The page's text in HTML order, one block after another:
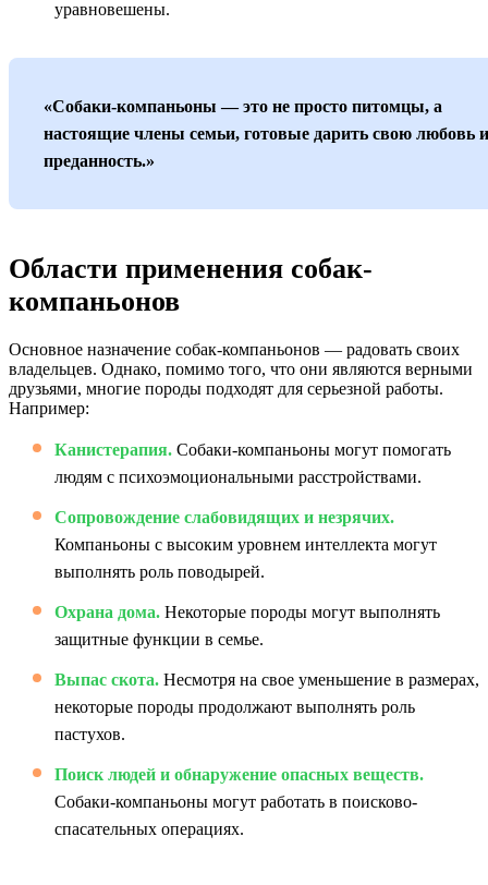
уравновешены.
«Собаки-компаньоны — это не просто питомцы, а
настоящие члены семьи, готовые дарить свою любовь и
преданность.»
Области применения собак-
компаньонов
Основное назначение собак-компаньонов — радовать своих
владельцев. Однако, помимо того, что они являются верными
друзьями, многие породы подходят для серьезной работы.
Например:
Канистерапия. Собаки-компаньоны могут помогать
людям с психоэмоциональными расстройствами.
Сопровождение слабовидящих и незрячих.
Компаньоны с высоким уровнем интеллекта могут
выполнять роль поводырей.
Охрана дома. Некоторые породы могут выполнять
защитные функции в семье.
Выпас скота. Несмотря на свое уменьшение в размерах,
некоторые породы продолжают выполнять роль
пастухов.
Поиск людей и обнаружение опасных веществ.
Собаки-компаньоны могут работать в поисково-
спасательных операциях.